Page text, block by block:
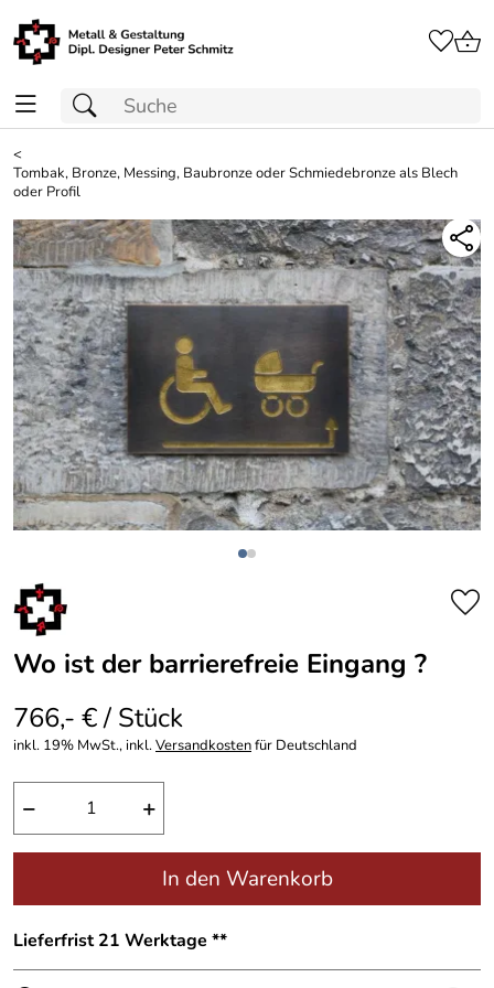
<
Tombak, Bronze, Messing, Baubronze oder Schmiedebronze als Blech
oder Profil
Wo ist der barrierefreie Eingang ?
766,- € / Stück
inkl. 19% MwSt., inkl.Versandkostenfür Deutschland
− +
In den Warenkorb
Lieferfrist 21 Werktage **